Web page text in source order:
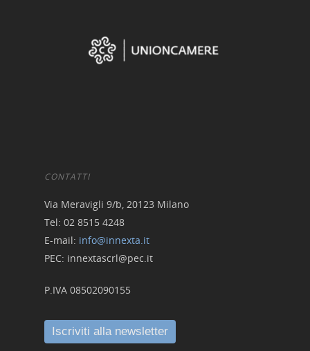
CONTATTI
Via Meravigli 9/b, 20123 Milano
Tel: 02 8515 4248
E-mail: info@innexta.it
PEC: innextascrl@pec.it
P.IVA 08502090155
Skill UP